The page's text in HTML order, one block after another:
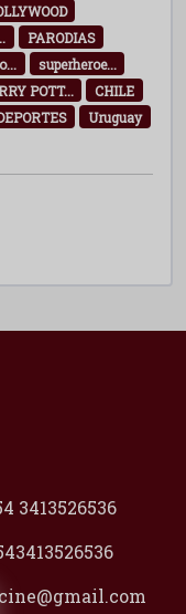
PARODIAS
superheroe...
POTT...
CHILE
Uruguay
3413526536